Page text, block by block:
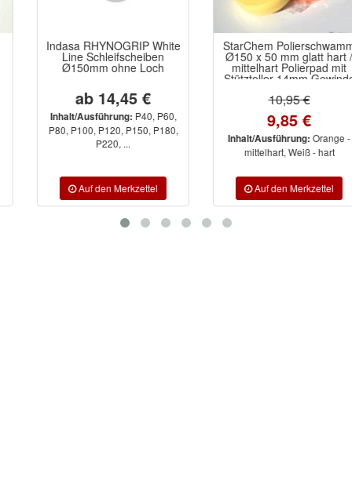
Indasa RHYNOGRIP White
Line Schleifscheiben
Ø150mm ohne Loch
ab 14,45 €
Inhalt/Ausführung:P40, P60,
P80, P100, P120, P150, P180,
P220, ...
StarChem Polierschwamm
Ø150 x 50 mm glatt hart /
mittelhart Polierpad mit
Stützteller 14mm Gewinde
10,95 €
9,85 €
Inhalt/Ausführung:Orange -
mittelhart, Weiß - hart